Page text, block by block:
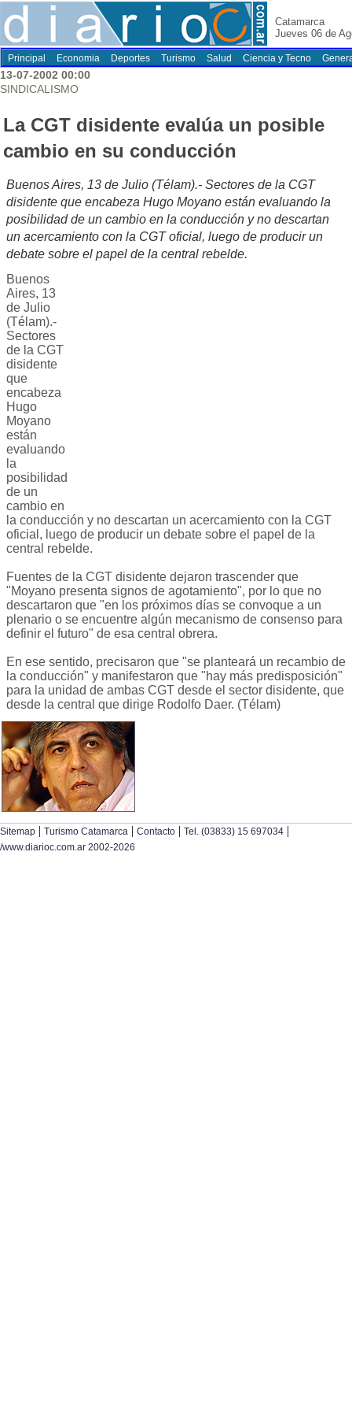
Catamarca
Jueves 06 de
Principal Economia Deportes Turismo Salud Ciencia y Tecno
13-07-2002 00:00
SINDICALISMO
La CGT disidente evalúa un posible
cambio en su conducción
Buenos Aires, 13 de Julio (Télam).- Sectores de la CGT
disidente que encabeza Hugo Moyano están evaluando la
posibilidad de un cambio en la conducción y no descartan
un acercamiento con la CGT oficial, luego de producir un
debate sobre el papel de la central rebelde.
Buenos
Aires, 13
de Julio
(Télam).-
Sectores
de la CGT
disidente
que
encabeza
Hugo
Moyano
están
evaluando
la
posibilidad
de un
cambio en
la conducción y no descartan un acercamiento con la CGT
oficial, luego de producir un debate sobre el papel de la
central rebelde.
Fuentes de la CGT disidente dejaron trascender que
"Moyano presenta signos de agotamiento", por lo que no
descartaron que "en los próximos días se convoque a un
plenario o se encuentre algún mecanismo de consenso para
definir el futuro" de esa central obrera.
En ese sentido, precisaron que "se planteará un recambio de
la conducción" y manifestaron que "hay más predisposición"
para la unidad de ambas CGT desde el sector disidente, que
desde la central que dirige Rodolfo Daer. (Télam)
Sitemap | Turismo Catamarca | Contacto | Tel. (03833) 15 697034 |
/www.diarioc.com.ar 2002-2026